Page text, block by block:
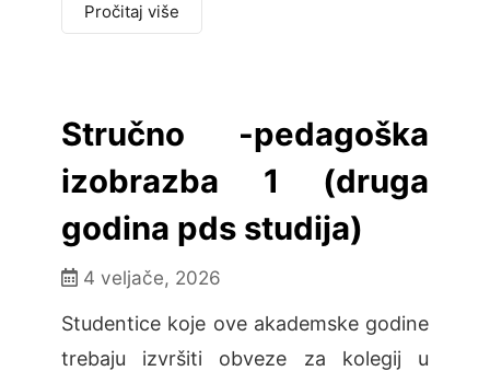
Pročitaj više
Stručno -pedagoška
izobrazba 1 (druga
godina pds studija)
4 veljače, 2026
Studentice koje ove akademske godine
trebaju izvršiti obveze za kolegij u